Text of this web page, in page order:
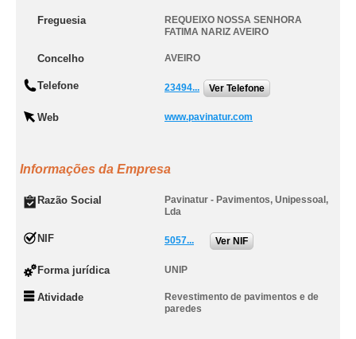
Freguesia
REQUEIXO NOSSA SENHORA
FATIMA NARIZ AVEIRO
Concelho AVEIRO
Telefone 23494... Ver Telefone
Web www.pavinatur.com
Informações da Empresa
Razão Social
Pavinatur - Pavimentos, Unipessoal,
Lda
NIF 5057... Ver NIF
Forma jurídica UNIP
Atividade
Revestimento de pavimentos e de
paredes